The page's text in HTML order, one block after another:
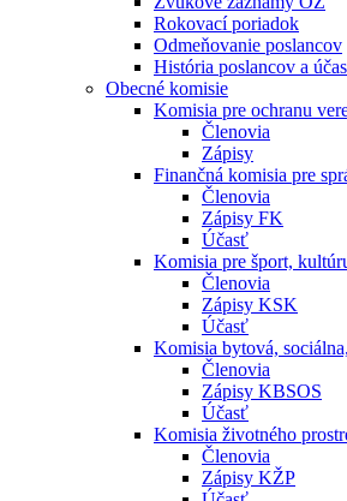
Rokovací poriadok
Odmeňovanie poslancov
História poslancov a
Obecné komisie
Komisia pre ochranu
Členovia
Zápisy
Finančná komisia pre
Členovia
Zápisy FK
Účasť
Komisia pre šport,
Členovia
Zápisy KSK
Účasť
Komisia bytová,
Členovia
Zápisy KBSOS
Účasť
Komisia životného
Členovia
Zápisy KŽP